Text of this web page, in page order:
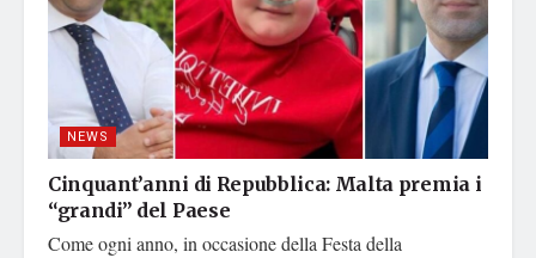
NEWS
Cinquant’anni di Repubblica: Malta premia i
“grandi” del Paese
Come ogni anno, in occasione della Festa della